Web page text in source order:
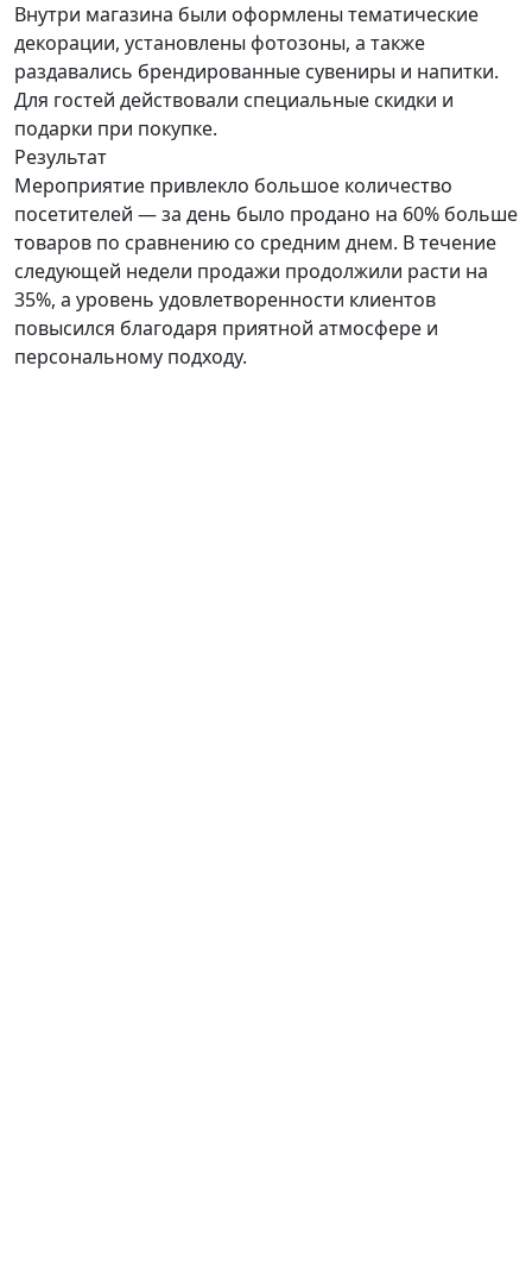
Внутри магазина были оформлены тематические
декорации, установлены фотозоны, а также
раздавались брендированные сувениры и напитки.
Для гостей действовали специальные скидки и
подарки при покупке.
Результат
Мероприятие привлекло большое количество
посетителей — за день было продано на 60% больше
товаров по сравнению со средним днем. В течение
следующей недели продажи продолжили расти на
35%, а уровень удовлетворенности клиентов
повысился благодаря приятной атмосфере и
персональному подходу.